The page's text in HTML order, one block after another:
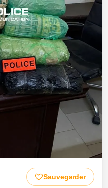
Sauvegarder